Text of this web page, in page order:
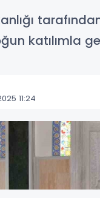
katılımla
11:24